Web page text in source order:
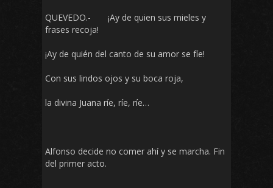
QUEVEDO.- ¡Ay de quien sus mieles y
frases recoja!
¡Ay de quién del canto de su amor se fíe!
Con sus lindos ojos y su boca roja,
la divina Juana ríe, ríe, ríe…
Alfonso decide no comer ahí y se marcha. Fin
del primer acto.